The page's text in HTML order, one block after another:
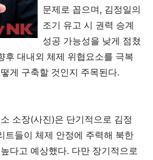
문제로 꼽으며, 김정일의
조기 유고 시 권력 승계
성공 가능성을 낮게 점쳤
후 대내외 체제 위협요소를 극복
게 구축할 것인지 주목된다.
소장(사진)은 단기적으로 김정
트들이 체제 안정에 주력해 북한
다고 예상했다. 다만 장기적으로